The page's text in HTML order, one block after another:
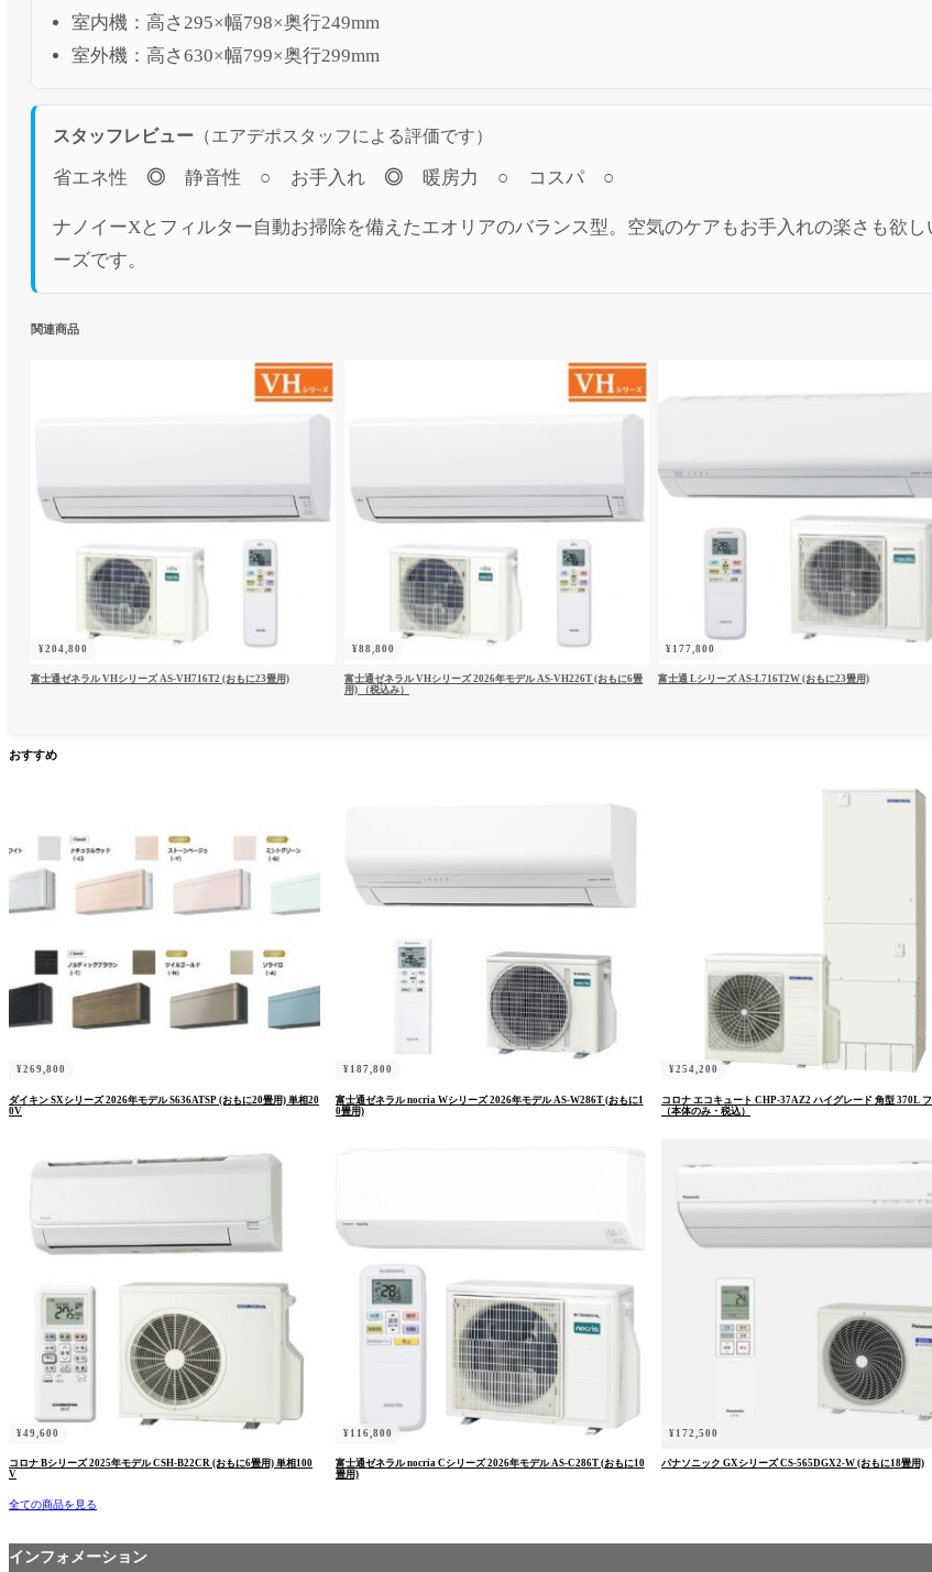
室内機：高さ295×幅798×奥行249mm
室外機：高さ630×幅799×奥行299mm
スタッフレビュー （エアデポスタッフによる評価です）
省エネ性 ◎ 静音性 ○ お手入れ ◎ 暖房力 ○ コスパ ○
ナノイーXとフィルター自動お掃除を備えたエオリアのバランス型。空気のケアもお手入れの楽さも欲
ーズです。
関連商品
¥204,800
富士通ゼネラル VHシリーズ AS-VH716T2 (おもに23畳用)
¥88,800
富士通ゼネラル VHシリーズ 2026年モデル AS-VH226T (おもに6畳
用) （税込み）
¥ 177,800
富士通 Lシリーズ AS-L716T2W (おもに23畳用)
おすすめ
¥269,800
ダイキン SXシリーズ 2026年モデル S636ATSP (おもに20畳用) 単相20
0V
¥ 187,800
富士通ゼネラル nocria Wシリーズ 2026年モデル AS-W286T (おもに1
0畳用)
¥254,200
コロナ エコキュート CHP-37AZ2 ハイグレード 角型 370L
（本体のみ・税込）
¥49,600
コロナ Bシリーズ 2025年モデル CSH-B22CR (おもに6畳用) 単相100
V
¥ 116,800
富士通ゼネラル nocria Cシリーズ 2026年モデル AS-C286T (おもに10
畳用)
¥ 172,500
パナソニック GXシリーズ CS-565DGX2-W (おもに18畳用)
全ての商品を見る
インフォメーション
ユーザー名またはメールアドレス
パスワード*
ログイン状態を保存
パスワードをお忘れですか ?